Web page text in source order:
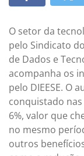
O setor da
pelo Sindicato
de Dados e
acompanha os
pelo DIEESE. O
conquistado
6%, valor que
no mesmo
outros